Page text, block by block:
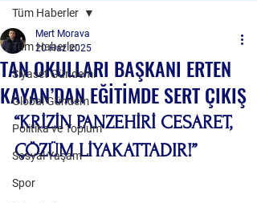
Tüm Haberler
Siyaset Gündemi
Global Gündem
Politika ve Toplum
Sosyal Yaşam
Spor
Tüm Haberler
TAN OKULLARI BAŞKANI ERTEN
KAYAN’DAN EĞİTİMDE SERT ÇIKIŞ
Mert Morava
20 Haz 2025
“KRİZİN PANZEHİRİ CESARET,
ÇÖZÜM LİYAKATTADIR!”